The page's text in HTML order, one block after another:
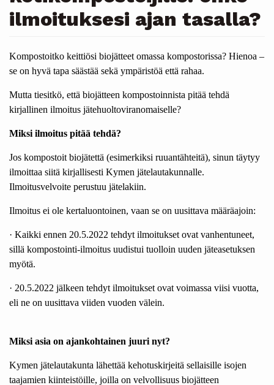
ilmoituksesi ajan tasalla?
Kompostoitko keittiösi biojätteet omassa kompostorissa? Hienoa –
se on hyvä tapa säästää sekä ympäristöä että rahaa.
Mutta tiesitkö, että biojätteen kompostoinnista pitää tehdä
kirjallinen ilmoitus jätehuoltoviranomaiselle?
Miksi ilmoitus pitää tehdä?
Jos kompostoit biojätettä (esimerkiksi ruuantähteitä), sinun täytyy
ilmoittaa siitä kirjallisesti Kymen jätelautakunnalle.
Ilmoitusvelvoite perustuu jätelakiin.
Ilmoitus ei ole kertaluontoinen, vaan se on uusittava määräajoin:
· Kaikki ennen 20.5.2022 tehdyt ilmoitukset ovat vanhentuneet,
sillä kompostointi-ilmoitus uudistui tuolloin uuden jäteasetuksen
myötä.
· 20.5.2022 jälkeen tehdyt ilmoitukset ovat voimassa viisi vuotta,
eli ne on uusittava viiden vuoden välein.
Miksi asia on ajankohtainen juuri nyt?
Kymen jätelautakunta lähettää kehotuskirjeitä sellaisille isojen
taajamien kiinteistöille, joilla on velvollisuus biojätteen